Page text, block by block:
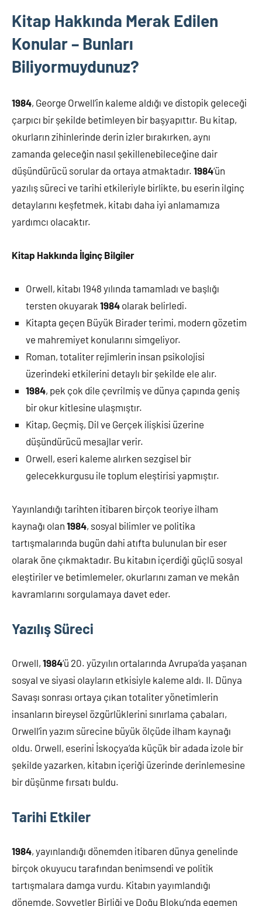
Kitap Hakkında Merak Edilen
Konular – Bunları
Biliyormuydunuz?
1984, George Orwell’in kaleme aldığı ve distopik geleceği
çarpıcı bir şekilde betimleyen bir başyapıttır. Bu kitap,
okurların zihinlerinde derin izler bırakırken, aynı
zamanda geleceğin nasıl şekillenebileceğine dair
düşündürücü sorular da ortaya atmaktadır. 1984‘ün
yazılış süreci ve tarihi etkileriyle birlikte, bu eserin ilginç
detaylarını keşfetmek, kitabı daha iyi anlamamıza
yardımcı olacaktır.
Kitap Hakkında İlginç Bilgiler
Orwell, kitabı 1948 yılında tamamladı ve başlığı
tersten okuyarak 1984 olarak belirledi.
Kitapta geçen Büyük Birader terimi, modern gözetim
ve mahremiyet konularını simgeliyor.
Roman, totaliter rejimlerin insan psikolojisi
üzerindeki etkilerini detaylı bir şekilde ele alır.
1984, pek çok dile çevrilmiş ve dünya çapında geniş
bir okur kitlesine ulaşmıştır.
Kitap, Geçmiş, Dil ve Gerçek ilişkisi üzerine
düşündürücü mesajlar verir.
Orwell, eseri kaleme alırken sezgisel bir
gelecekkurgusu ile toplum eleştirisi yapmıştır.
Yayınlandığı tarihten itibaren birçok teoriye ilham
kaynağı olan 1984, sosyal bilimler ve politika
tartışmalarında bugün dahi atıfta bulunulan bir eser
olarak öne çıkmaktadır. Bu kitabın içerdiği güçlü sosyal
eleştiriler ve betimlemeler, okurlarını zaman ve mekân
kavramlarını sorgulamaya davet eder.
Yazılış Süreci
Orwell, 1984‘ü 20. yüzyılın ortalarında Avrupa’da yaşanan
sosyal ve siyasi olayların etkisiyle kaleme aldı. II. Dünya
Savaşı sonrası ortaya çıkan totaliter yönetimlerin
insanların bireysel özgürlüklerini sınırlama çabaları,
Orwell’in yazım sürecine büyük ölçüde ilham kaynağı
oldu. Orwell, eserini İskoçya’da küçük bir adada izole bir
şekilde yazarken, kitabın içeriği üzerinde derinlemesine
bir düşünme fırsatı buldu.
Tarihi Etkiler
1984, yayınlandığı dönemden itibaren dünya genelinde
birçok okuyucu tarafından benimsendi ve politik
tartışmalara damga vurdu. Kitabın yayımlandığı
dönemde, Sovyetler Birliği ve Doğu Bloku’nda egemen